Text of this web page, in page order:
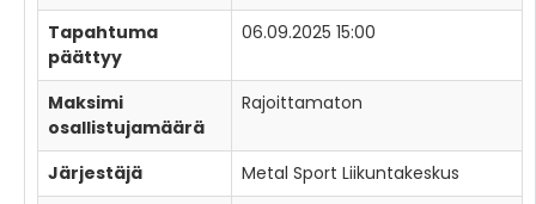
Tapahtuma
päättyy
06.09.2025 15:00
Maksimi
osallistujamäärä
Rajoittamaton
Järjestäjä
Metal Sport Liikuntakeskus